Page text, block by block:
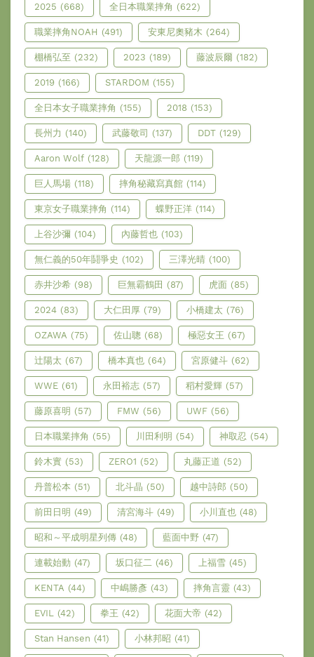
2025 (668) 全日本職業摔角 (622)
職業摔角NOAH (491) 安東尼奧豬木 (264)
棚橋弘至 (232) 2023 (189) 藤波辰爾 (182)
2019 (166) STARDOM (155)
全日本女子職業摔角 (155) 2018 (153)
長州力 (140) 武藤敬司 (137) DDT (129)
Aaron Wolf (128) 天龍源一郎 (119)
巨人馬場 (118) 摔角秘藏寫真館 (114)
東京女子職業摔角 (114) 蝶野正洋 (114)
上谷沙彌 (104) 內藤哲也 (103)
無仁義的50年鬪爭史 (102) 三澤光晴 (100)
赤井沙希 (98) 巨無霸鶴田 (87) 虎面 (85)
2024 (83) 大仁田厚 (79) 小橋建太 (76)
OZAWA (75) 佐山聰 (68) 極惡女王 (67)
辻陽太 (67) 橋本真也 (64) 宮原健斗 (62)
WWE (61) 永田裕志 (57) 稻村愛輝 (57)
藤原喜明 (57) FMW (56) UWF (56)
日本職業摔角 (55) 川田利明 (54) 神取忍 (54)
鈴木實 (53) ZERO1 (52) 丸藤正道 (52)
丹普松本 (51) 北斗晶 (50) 越中詩郎 (50)
前田日明 (49) 清宮海斗 (49) 小川直也 (48)
昭和～平成明星列傳 (48) 藍面中野 (47)
連載始動 (47) 坂口征二 (46) 上福雪 (45)
KENTA (44) 中嶋勝彥 (43) 摔角言靈 (43)
EVIL (42) 拳王 (42) 花面大帝 (42)
Stan Hansen (41) 小林邦昭 (41)